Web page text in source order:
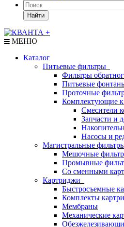
Найти
МЕНЮ
Каталог
Питьевые фильтры
Фильтры
Питьевые
Проточные
Комплектующие
Смесители
Запчасти и
Насосы и
Магистральные
Мешочные
Промывные
Со сменными
Картриджи
Быстросъемные
Комплекты
Мембраны
Механические